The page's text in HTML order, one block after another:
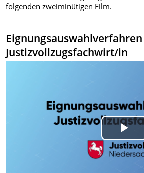
folgenden zweiminütigen Film.
Justizvollzugsfachwirt/in